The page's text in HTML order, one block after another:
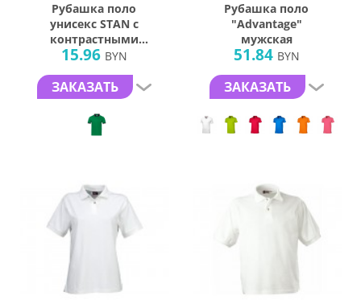
Рубашка поло
унисекс STAN с
контрастными
деталями хлопок/
Зелёный/Чёрный
(30/20) (44/XS)
15.96 BYN
ЗАКАЗАТЬ
Рубашка поло
"Advantage"
мужская
51.84 BYN
ЗАКАЗАТЬ